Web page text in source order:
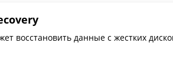
восстановить данные с жестких